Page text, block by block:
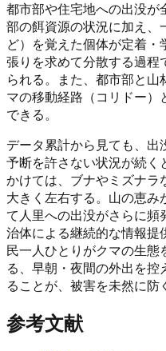
都市部や住宅地への出没が
部の餌資源の状況に加え、
ど）を覚えた個体が定着
張りを求めて分散する過程
られる。また、都市部と
マの移動経路（コリドー
できる。
データ累計から見ても、出
予断を許さない状況が続く
かけては、ブナやミズナラ
大きく左右する。山の恵
て人里への出没がさらに頻
治体による継続的な情報提
民一人ひとりがクマの生
る、早朝・夜間の外出を
ることが、被害を未然に防
参考文献